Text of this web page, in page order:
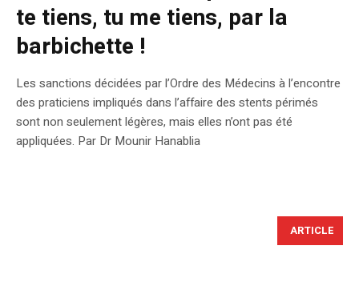
te tiens, tu me tiens, par la
barbichette !
Les sanctions décidées par l’Ordre des Médecins à l’encontre
des praticiens impliqués dans l’affaire des stents périmés
sont non seulement légères, mais elles n’ont pas été
appliquées. Par Dr Mounir Hanablia
ARTICLE